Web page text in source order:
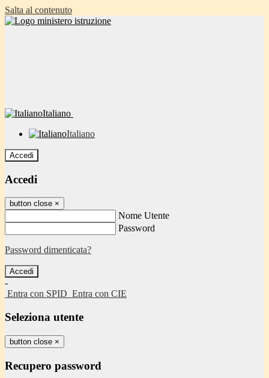
Salta al contenuto
Italiano
Italiano
Accedi
Accedi
button close ×
Nome Utente
Password
Password dimenticata?
-
Entra con SPID Entra con CIE
Seleziona utente
button close ×
Recupero password